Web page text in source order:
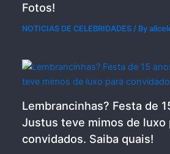
Fotos!
NOTICIAS DE CELEBRIDADES / By
Lembrancinhas? Festa de
Justus teve mimos de luxo
convidados. Saiba quais!